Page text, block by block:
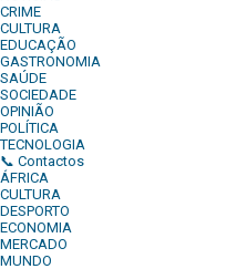
CRIME
CULTURA
EDUCAÇÃO
GASTRONOMIA
SAÚDE
SOCIEDADE
OPINIÃO
POLÍTICA
TECNOLOGIA
📞 Contactos
ÁFRICA
CULTURA
DESPORTO
ECONOMIA
MERCADO
MUNDO